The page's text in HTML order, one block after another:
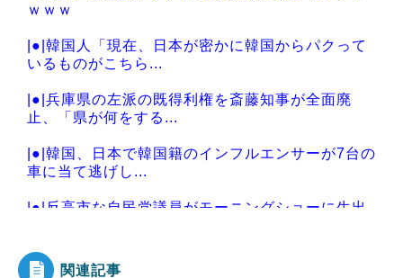
ｗｗｗ
|●|韓国人「現在、日本が密かに韓国からパクって
いるものがこちら...
|●|兵庫県の左派の既得利権を斎藤知事が全面廃
止、「県が何をする...
|●|韓国、日本で韓国籍のインフルエンサーが7台の
車に当て逃げし...
|●|反高市な自民党議員がモーニングショーに生出
関連記事